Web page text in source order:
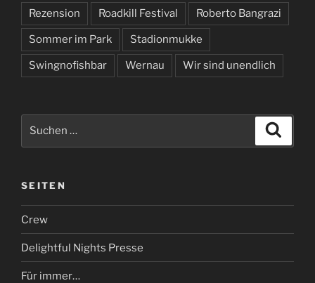
Rezension Roadkill Festival Roberto Bangrazi
Sommer im Park Stadionmukke
Swingnofishbar Wernau Wir sind unendlich
SEITEN
Crew
Delightful Nights Presse
Für immer…